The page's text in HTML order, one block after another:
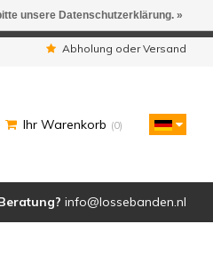
Abholung oder Versand
Ihr Warenkorb (0)
info@lossebanden.nl
unsere Datenschutzerklärung. »